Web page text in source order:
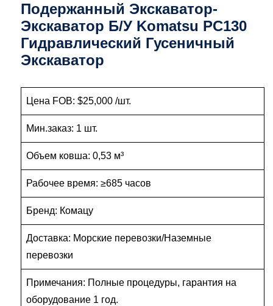
Подержанный Экскаватор-
Экскаватор Б/у Komatsu PC130
Гидравлический Гусеничный
Экскаватор
Цена FOB: $25,000 /шт.
Мин.заказ: 1 шт.
Объем ковша: 0,53 м³
Рабочее время: ≥685 часов
Бренд: Комацу
Доставка: Морские перевозки/Наземные
перевозки
Примечания: Полные процедуры, гарантия на
оборудование 1 год.